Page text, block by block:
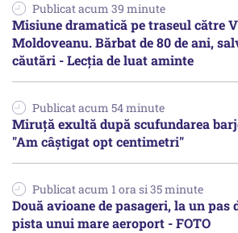
Publicat acum 39 minute
Misiune dramatică pe traseul către
Moldoveanu. Bărbat de 80 de ani,
căutări - Lecția de luat aminte
Publicat acum 54 minute
Miruță exultă după scufundarea
"Am câștigat opt centimetri"
Publicat acum 1 ora si 35 minute
Două avioane de pasageri, la un pas
pista unui mare aeroport - FOTO